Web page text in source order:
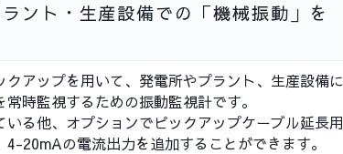
ント・生産設備での「機械振動」を
クアップを用いて、発電所やプラント、生産設備に
常時監視するための振動監視計です。
いる他、オプションでピックアップケーブル延長用
4-20mAの電流出力を追加することができます。